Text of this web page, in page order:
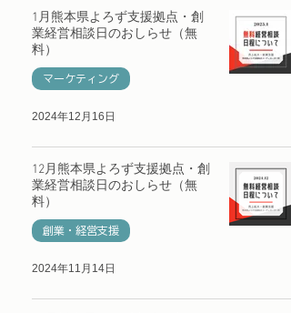
1月熊本県よろず支援拠点・創
業経営相談日のおしらせ（無
料）
マーケティング
2024年12月16日
12月熊本県よろず支援拠点・創
業経営相談日のおしらせ（無
料）
創業・経営支援
2024年11月14日